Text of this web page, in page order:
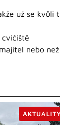
už se kvůli
cvičiště
nebo
AKTUALITY